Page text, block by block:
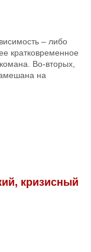
– либо
кратковременное
Во-вторых,
на
кризисный